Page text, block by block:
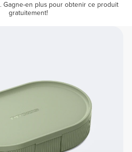
. Gagne-en plus pour obtenir ce produit
gratuitement!